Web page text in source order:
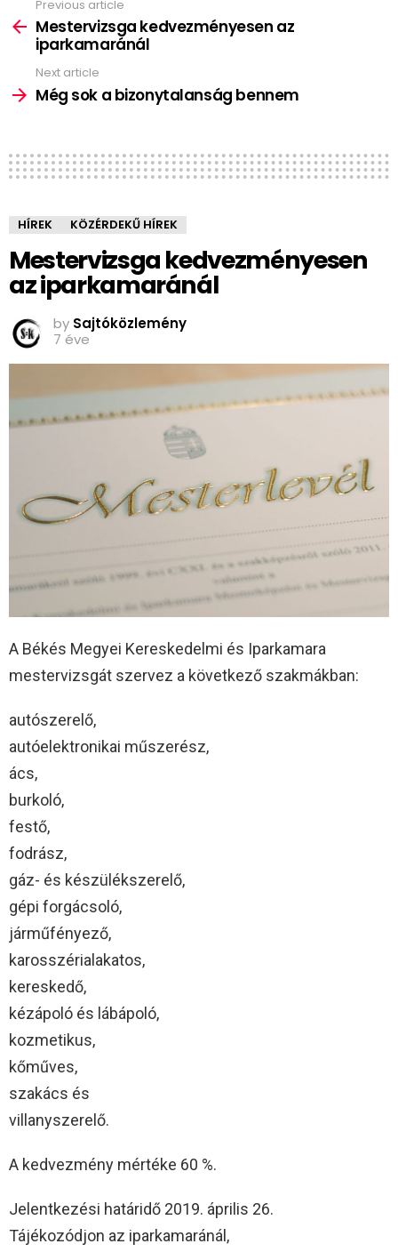
more
Previous article
Mestervizsga kedvezményesen az
iparkamaránál
Next article
Még sok a bizonytalanság bennem
HÍREK KÖZÉRDEKŰ HÍREK
Mestervizsga kedvezményesen
az iparkamaránál
by Sajtóközlemény
7 éve
A Békés Megyei Kereskedelmi és Iparkamara
mestervizsgát szervez a következő szakmákban:
autószerelő,
autóelektronikai műszerész,
ács,
burkoló,
festő,
fodrász,
gáz- és készülékszerelő,
gépi forgácsoló,
járműfényező,
karosszérialakatos,
kereskedő,
kézápoló és lábápoló,
kozmetikus,
kőműves,
szakács és
villanyszerelő.
A kedvezmény mértéke 60 %.
Jelentkezési határidő 2019. április 26.
Tájékozódjon az iparkamaránál,